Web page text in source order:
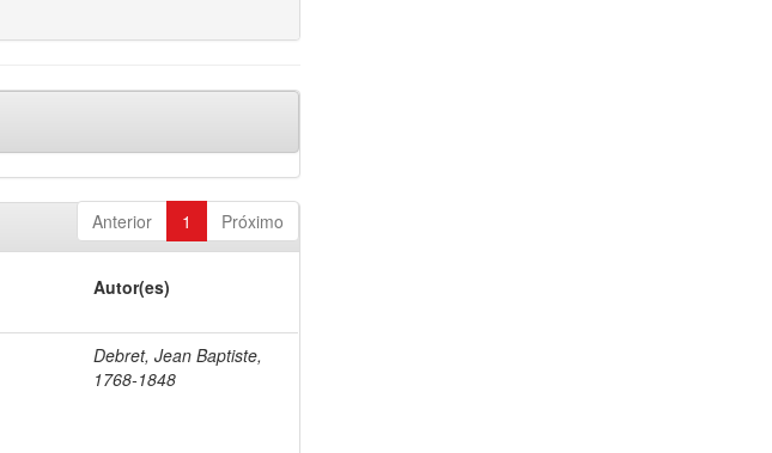
Anterior 1 Próximo
Autor(es)
Debret, Jean Baptiste,
1768-1848